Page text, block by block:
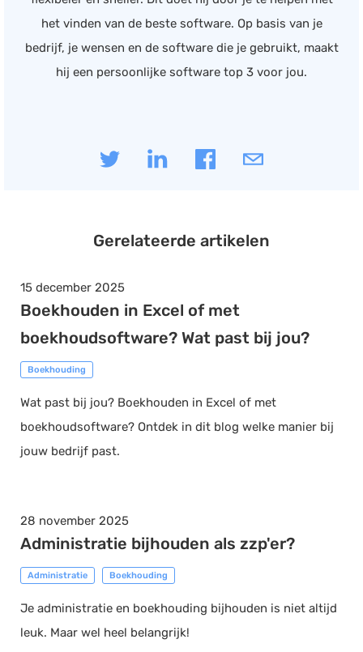
het vinden van de beste software. Op basis van je
bedrijf, je wensen en de software die je gebruikt, maakt
hij een persoonlijke software top 3 voor jou.
Gerelateerde artikelen
15 december 2025
Boekhouden in Excel of met
boekhoudsoftware? Wat past bij jou?
Boekhouding
Wat past bij jou? Boekhouden in Excel of met
boekhoudsoftware? Ontdek in dit blog welke manier bij
jouw bedrijf past.
28 november 2025
Administratie bijhouden als zzp'er?
Administratie Boekhouding
Je administratie en boekhouding bijhouden is niet altijd
leuk. Maar wel heel belangrijk!